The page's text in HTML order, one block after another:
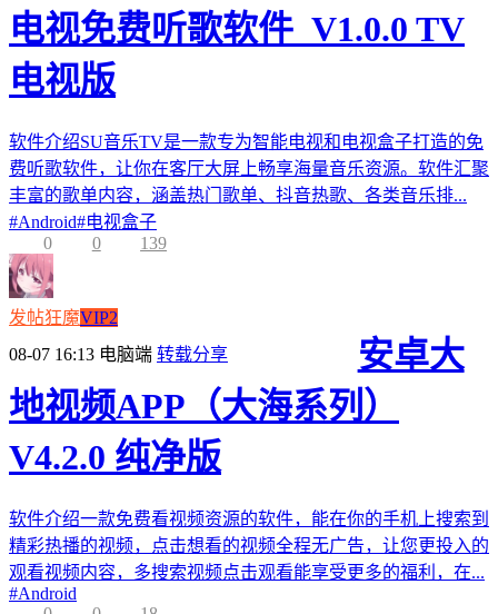
电视免费听歌软件_V1.0.0 TV
电视版
软件介绍SU音乐TV是一款专为智能电视和电视盒子打造的免
费听歌软件，让你在客厅大屏上畅享海量音乐资源。软件汇聚
丰富的歌单内容，涵盖热门歌单、抖音热歌、各类音乐排...
#Android#电视盒子
0
0 139
发帖狂魔VIP2
08-07 16:13 电脑端 转载分享
安卓大
地视频APP（大海系列）
V4.2.0 纯净版
软件介绍一款免费看视频资源的软件，能在你的手机上搜索到
精彩热播的视频，点击想看的视频全程无广告，让您更投入的
观看视频内容，多搜索视频点击观看能享受更多的福利，在...
#Android